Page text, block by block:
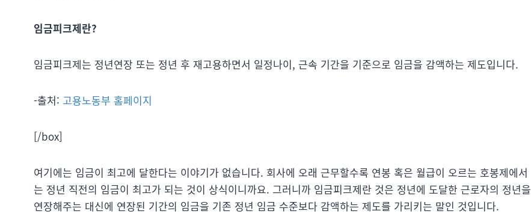
임금피크제란?
임금피크제는 정년연장 또는 정년 후 재고용하면서 일정나이, 근속 기간을 기준으로 임금을 감액하는 제도입니다.
-출처: 고용노동부 홈페이지
[/box]
여기에는 임금이 최고에 달한다는 이야기가 없습니다. 회사에 오래 근무할수록 연봉 혹은 월급이 오르는 호봉제에서
는 정년 직전의 임금이 최고가 되는 것이 상식이니까요. 그러니까 임금피크제란 것은 정년에 도달한 근로자의 정년을
연장해주는 대신에 연장된 기간의 임금을 기존 정년 임금 수준보다 감액하는 제도를 가리키는 말인 것입니다.